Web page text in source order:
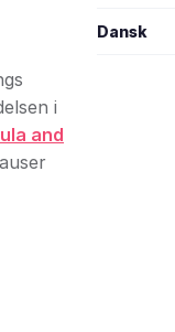
i
and
Dansk